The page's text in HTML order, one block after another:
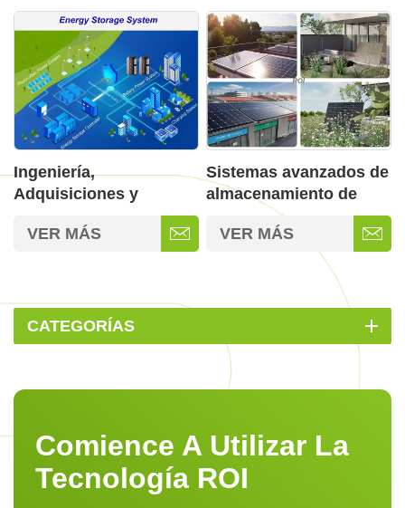
Ingeniería,
Adquisiciones y
Energía
VER MÁS
Sistemas avanzados de
almacenamiento de
energía en baterías
VER MÁS
CATEGORÍAS
Comience A Utilizar La
Tecnología ROI